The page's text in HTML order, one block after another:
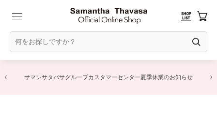
サマンサタバサグループカスタマーセンター夏季休業のお知らせ